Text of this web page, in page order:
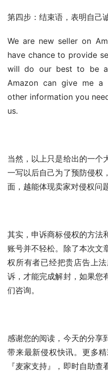
第四步：结束语，表明自己
We are new seller on
have chance to provide
will do our best to be
Amazon can give me a
other information you
us.
当然，以上只是给出的一个
一写以后自己为了预防侵权
面，越能体现卖家对侵权问
其实，申诉商标侵权的方法
账号并不轻松。除了本次文
权所有者已经把贵店告上
诉，才能完成解封，如果您
们咨询。
感谢您的阅读，今天的分享
带来最新侵权快讯。更多
『麦家支持』，即时自助